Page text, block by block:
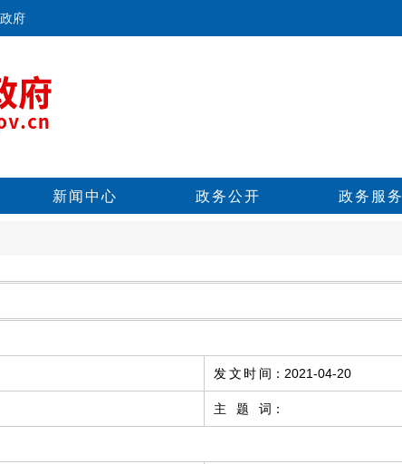
府
新闻中心 政务公开 政务服务
发文时间 ： 2021-04-20
主题词 ：